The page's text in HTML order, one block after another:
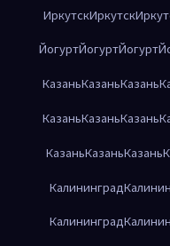
ИркутскИркутск
ЙогуртЙогуртЙогурт
КазаньКазаньКазань
КазаньКазаньКазань
КазаньКазаньКазань
Калининград
Калининград